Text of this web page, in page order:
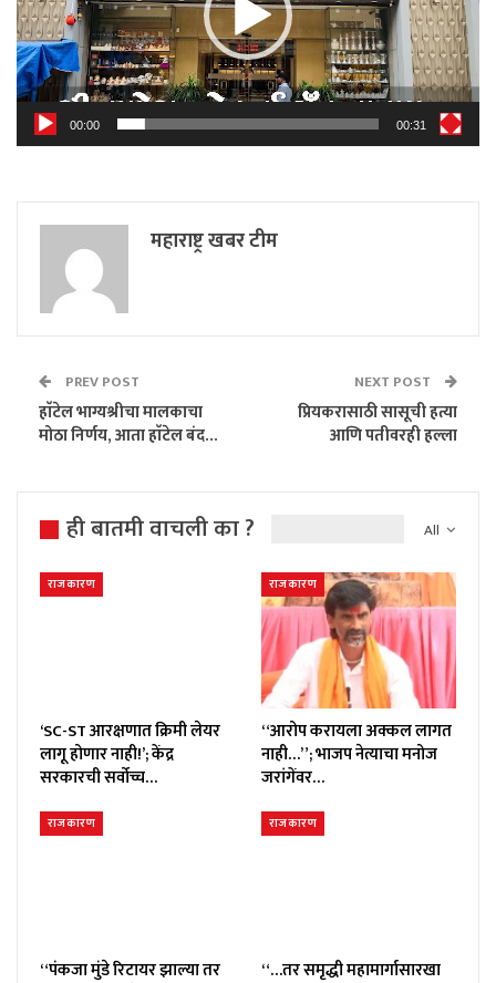
00:00 00:31
महाराष्ट्र खबर टीम
PREV POST
हाॅटेल भाग्यश्रीचा मालकाचा
मोठा निर्णय, आता हाॅटेल बंद…
NEXT POST
प्रियकरासाठी सासूची हत्या
आणि पतीवरही हल्ला
All
ही बातमी वाचली का ?
राजकारण
‘SC-ST आरक्षणात क्रिमी लेयर
लागू होणार नाही!’; केंद्र
सरकारची सर्वोच्च…
राजकारण
“आरोप करायला अक्कल लागत
नाही…”; भाजप नेत्याचा मनोज
जरांगेंवर…
राजकारण
“पंकजा मुंडे रिटायर झाल्या तर
राजकारण
“…तर समृद्धी महामार्गासारखा